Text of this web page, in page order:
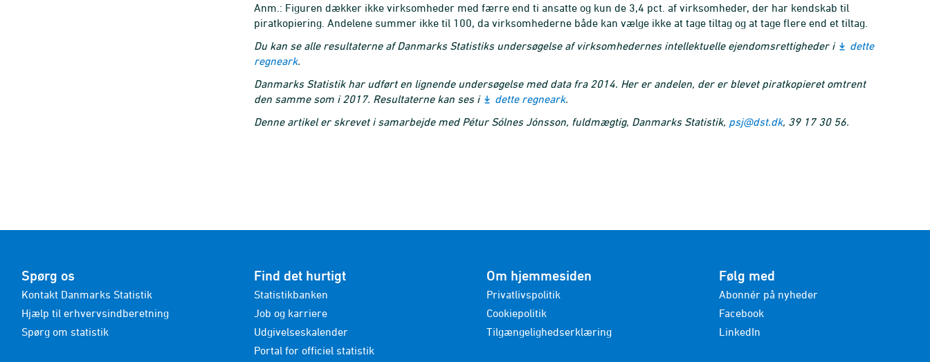
Anm.: Figuren dækker ikke virksomheder med færre end ti ansatte og kun de 3,4 pct. af virksomheder, der har kendskab til
piratkopiering. Andelene summer ikke til 100, da virksomhederne både kan vælge ikke at tage tiltag og at tage flere end et tiltag.
Du kan se alle resultaterne af Danmarks Statistiks undersøgelse af virksomhedernes intellektuelle ejendomsrettigheder i
dette
regneark.
Danmarks Statistik har udført en lignende undersøgelse med data fra 2014. Her er andelen, der er blevet piratkopieret omtrent
den samme som i 2017. Resultaterne kan ses i
dette regneark.
Denne artikel er skrevet i samarbejde med Pétur Sólnes Jónsson, fuldmægtig, Danmarks Statistik, psj@dst.dk, 39 17 30 56.
Spørg os
Kontakt Danmarks Statistik
Hjælp til erhvervsindberetning
Spørg om statistik
Find det hurtigt
Statistikbanken
Job og karriere
Udgivelseskalender
Portal for officiel statistik
Om hjemmesiden
Privatlivspolitik
Cookiepolitik
Tilgængelighedserklæring
Følg med
Abonnér på nyheder
Facebook
LinkedIn